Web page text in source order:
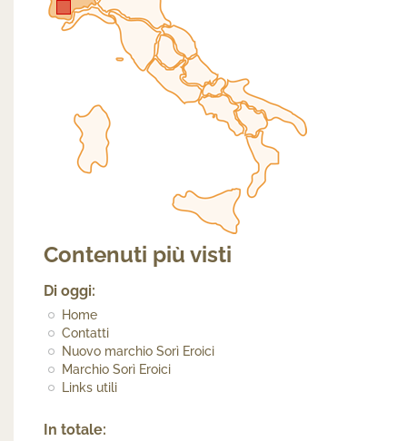
Contenuti più visti
Di oggi:
Home
Contatti
Nuovo marchio Sorì Eroici
Marchio Sorì Eroici
Links utili
In totale: